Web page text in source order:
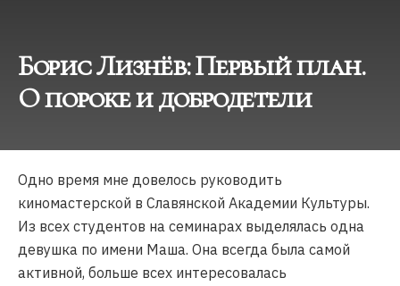
Борис Лизнёв: Первый план.
О пороке и добродетели
Одно время мне довелось руководить
киномастерской в Славянской Академии Культуры.
Из всех студентов на семинарах выделялась одна
девушка по имени Маша. Она всегда была самой
активной, больше всех интересовалась